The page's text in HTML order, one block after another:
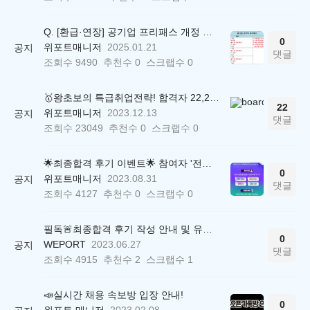
공지
Q. [환급·연장] 공기업 프리패스 개정 안내 (25.01.21 18:00~)
위포트매니저
2025.01.21
조회수 9490 추천수 0 스크랩수 0
0
댓글
공지
🥇왕초보의 특급취업전략! 합격자 22,244명 배출한 전문가와 함께 직무탐색부터 면접까지 완벽대비
위포트매니저
2023.12.13
조회수 23049 추천수 0 스크랩수 0
22
댓글
공지
🌟최종합격 후기 이벤트🌟 참여자 '전원' 백화점상품권 증정
위포트매니저
2023.08.31
조회수 4127 추천수 0 스크랩수 0
0
댓글
공지
필독🚨최종합격 후기 작성 안내 및 유의사항
WEPORT 2023.06.27
조회수 4915 추천수 2 스크랩수 1
0
댓글
📣실시간 채용 속보방 입장 안내!
0